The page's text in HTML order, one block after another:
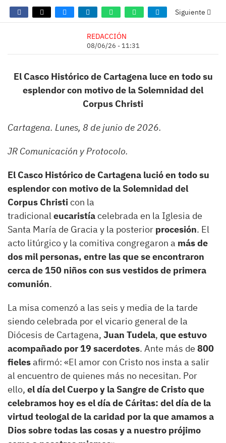
Siguiente
REDACCIÓN
08/06/26 - 11:31
El Casco Histórico de Cartagena luce en todo su
esplendor con motivo de la Solemnidad del
Corpus Christi
Cartagena. Lunes, 8 de junio de 2026.
JR Comunicación y Protocolo.
El Casco Histórico de Cartagena lució en todo su
esplendor con motivo de la Solemnidad del
Corpus Christi con la
tradicionaleucaristíacelebrada en la Iglesia de
Santa María de Gracia y la posterior procesión. El
acto litúrgico y la comitiva congregaron a más de
dos mil personas, entre las que se encontraron
cerca de 150 niños con sus vestidos de primera
comunión.
La misa comenzó a las seis y media de la tarde
siendo celebrada por el vicario general de la
Diócesis de Cartagena, Juan Tudela, que estuvo
acompañado por 19 sacerdotes. Ante más de 800
fielesafirmó: «El amor con Cristo nos insta a salir
al encuentro de quienes más no necesitan. Por
ello, el día del Cuerpo y la Sangre de Cristo que
celebramos hoy es el día de Cáritas: del día de la
virtud teologal de la caridad por la que amamos a
Dios sobre todas las cosas y a nuestro prójimo